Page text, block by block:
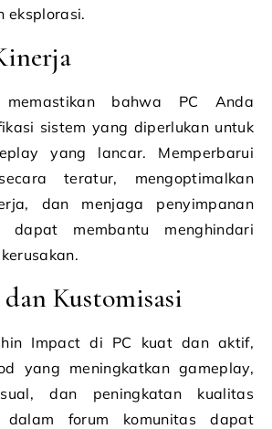
eksplorasi.
bahwa PC Anda
sistem yang diperlukan untuk
yang lancar. Memperbarui
teratur, mengoptimalkan
dan menjaga penyimpanan
dapat membantu menghindari
Kustomisasi
Impact di PC kuat dan aktif,
yang meningkatkan gameplay,
dan peningkatan kualitas
dalam forum komunitas dapat